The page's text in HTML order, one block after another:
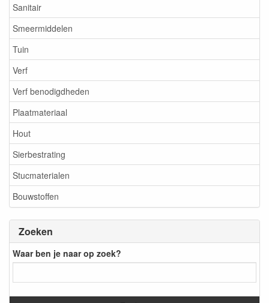
Sanitair
Smeermiddelen
Tuin
Verf
Verf benodigdheden
Plaatmateriaal
Hout
Sierbestrating
Stucmaterialen
Bouwstoffen
Zoeken
Waar ben je naar op zoek?